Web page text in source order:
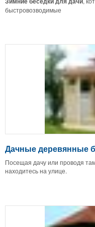
быстровозводимые
Дачные деревянные
Посещая дачу или проводя
находитесь на улице.